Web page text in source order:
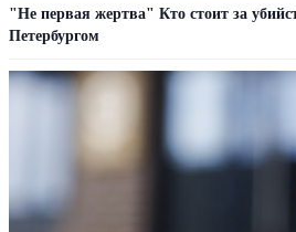
"Не первая жертва" Кто стоит за
Петербургом